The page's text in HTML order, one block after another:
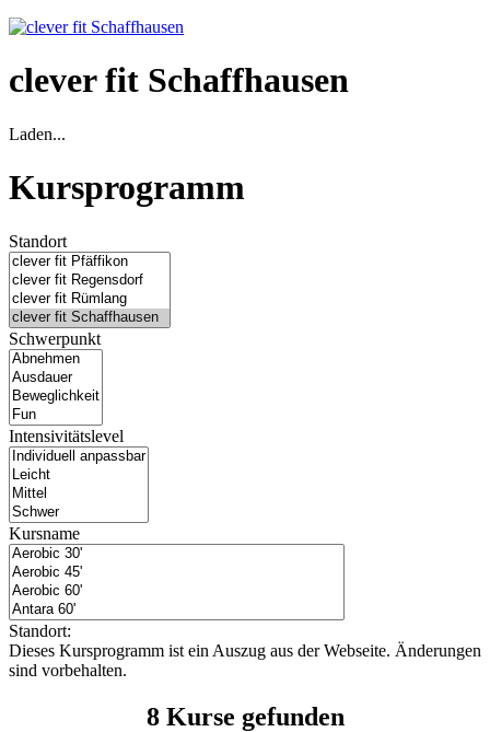
clever fit Schaffhausen
Laden...
Kursprogramm
Standort
Schwerpunkt
Intensivitätslevel
Kursname
Standort:
Dieses Kursprogramm ist ein Auszug aus der Webseite. Änderungen
sind vorbehalten.
8Kurse gefunden